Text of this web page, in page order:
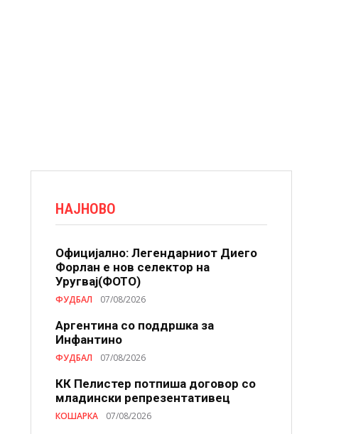
НАЈНОВО
Официјално: Легендарниот Диего
Форлан е нов селектор на
Уругвај(ФОТО)
ФУДБАЛ 07/08/2026
Аргентина со поддршка за
Инфантино
ФУДБАЛ 07/08/2026
КК Пелистер потпиша договор со
младински репрезентативец
КОШАРКА 07/08/2026